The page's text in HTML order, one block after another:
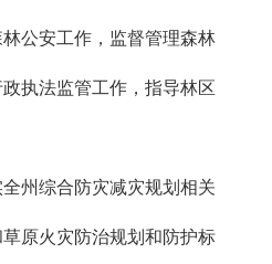
安工作，监督管理森林
执法监管工作，指导林区
综合防灾减灾规划相关
原火灾防治规划和防护标